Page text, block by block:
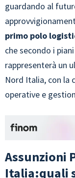
guardando al
primo polo
che secondo i
rappresenterà un
Nord Italia, con la
operative e
Assunzioni
Italia:quali